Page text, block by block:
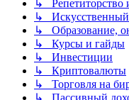
↳ Репетиторство
↳ Искусственный
↳ Образование,
↳ Курсы и гайды
↳ Инвестиции
↳ Криптовалюты
↳ Торговля на
↳ Пассивный